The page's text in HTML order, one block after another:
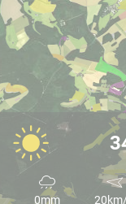
0mm